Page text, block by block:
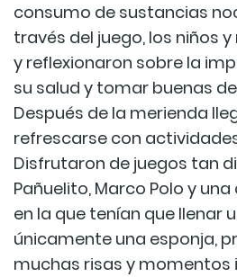
consumo de sustancias
través del juego, los niños
y reflexionaron sobre la
su salud y tomar buenas
Después de la merienda
refrescarse con
Disfrutaron de juegos tan
Pañuelito, Marco Polo y
en la que tenían que llenar
únicamente una esponja,
muchas risas y momentos